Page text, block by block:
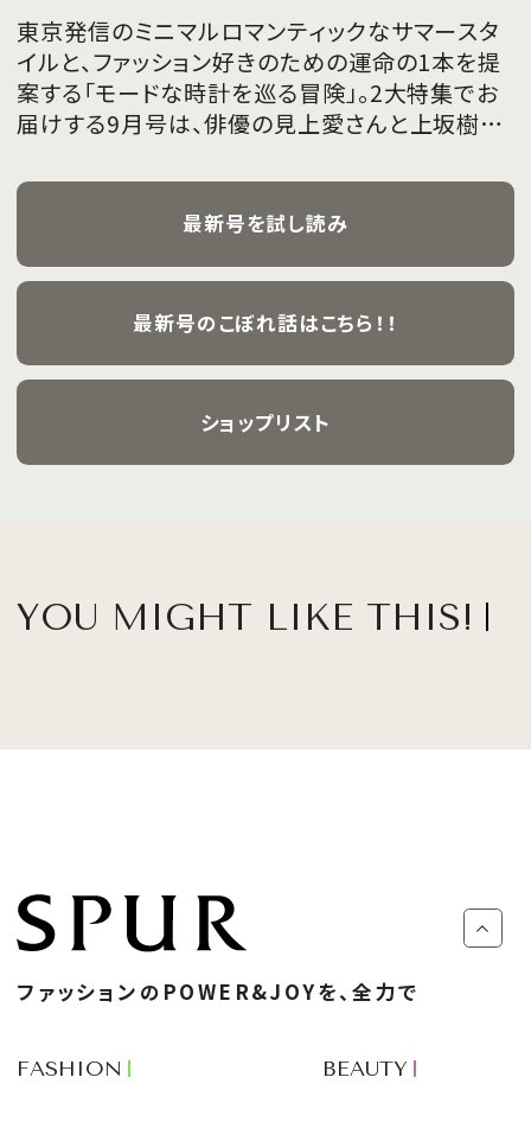
東京発信のミニマルロマンティックなサマースタ
イルと、ファッション好きのための運命の1本を提
案する「モードな時計を巡る冒険」。2大特集でお
届けする9月号は、俳優の見上愛さんと上坂樹里
飾ります。
最新号を試し読み
最新号のこぼれ話はこちら！！
ショップリスト
YOU MIGHT LIKE THIS!
ファッションのPOWER&JOYを、全力で
FASHION BEAUTY